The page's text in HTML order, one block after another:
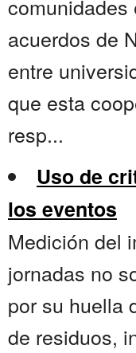
comunidades
acuerdos de
entre
que esta
resp...
Uso de
los eventos
Medición del
jornadas no
por su huella
de residuos,